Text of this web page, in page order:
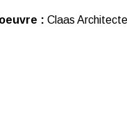
: Claas